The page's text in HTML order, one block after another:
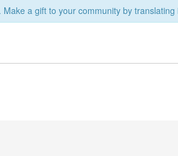
a gift to your community by translating